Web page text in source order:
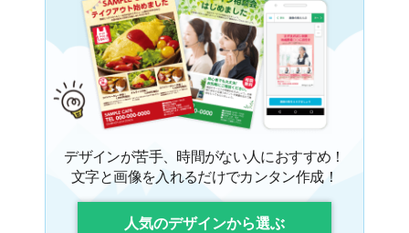
デザインが苦手、時間がない人におすすめ！
文字と画像を入れるだけでカンタン作成！
人気のデザインから選ぶ